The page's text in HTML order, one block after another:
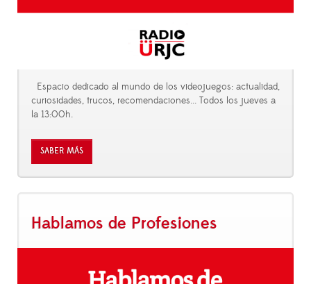
Espacio dedicado al mundo de los videojuegos: actualidad,
curiosidades, trucos, recomendaciones... Todos los jueves a
la 13:00h.
SABER MÁS
Hablamos de Profesiones